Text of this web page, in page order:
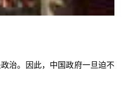
治。因此，中国政府一旦迫不